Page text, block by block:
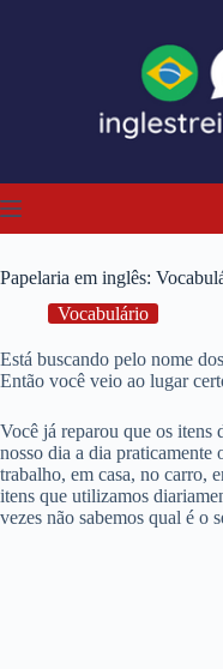
Papelaria em inglês:
Vocabulário
Está buscando pelo nome
Então você veio ao lugar
Você já reparou que os itens
nosso dia a dia praticamente
trabalho, em casa, no
itens que utilizamos
vezes não sabemos qual é o